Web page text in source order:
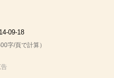
09-18
字/頁で計算）
告